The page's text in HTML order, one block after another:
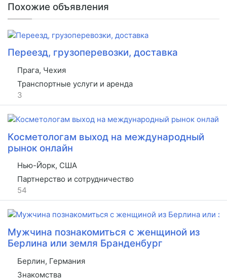
Похожие объявления
Переезд, грузоперевозки, доставка
Прага, Чехия
Транспортные услуги и аренда
3
Косметологам выход на международный
рынок онлайн
Нью-Йорк, США
Партнерство и сотрудничество
54
Мужчина познакомиться с женщиной из
Берлина или земля Бранденбург
Берлин, Германия
Знакомства